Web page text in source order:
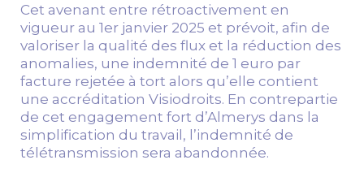
Cet avenant entre rétroactivement en
vigueur au 1er janvier 2025 et prévoit, afin de
valoriser la qualité des flux et la réduction des
anomalies, une indemnité de 1 euro par
facture rejetée à tort alors qu’elle contient
une accréditation Visiodroits. En contrepartie
de cet engagement fort d’Almerys dans la
simplification du travail, l’indemnité de
télétransmission sera abandonnée.